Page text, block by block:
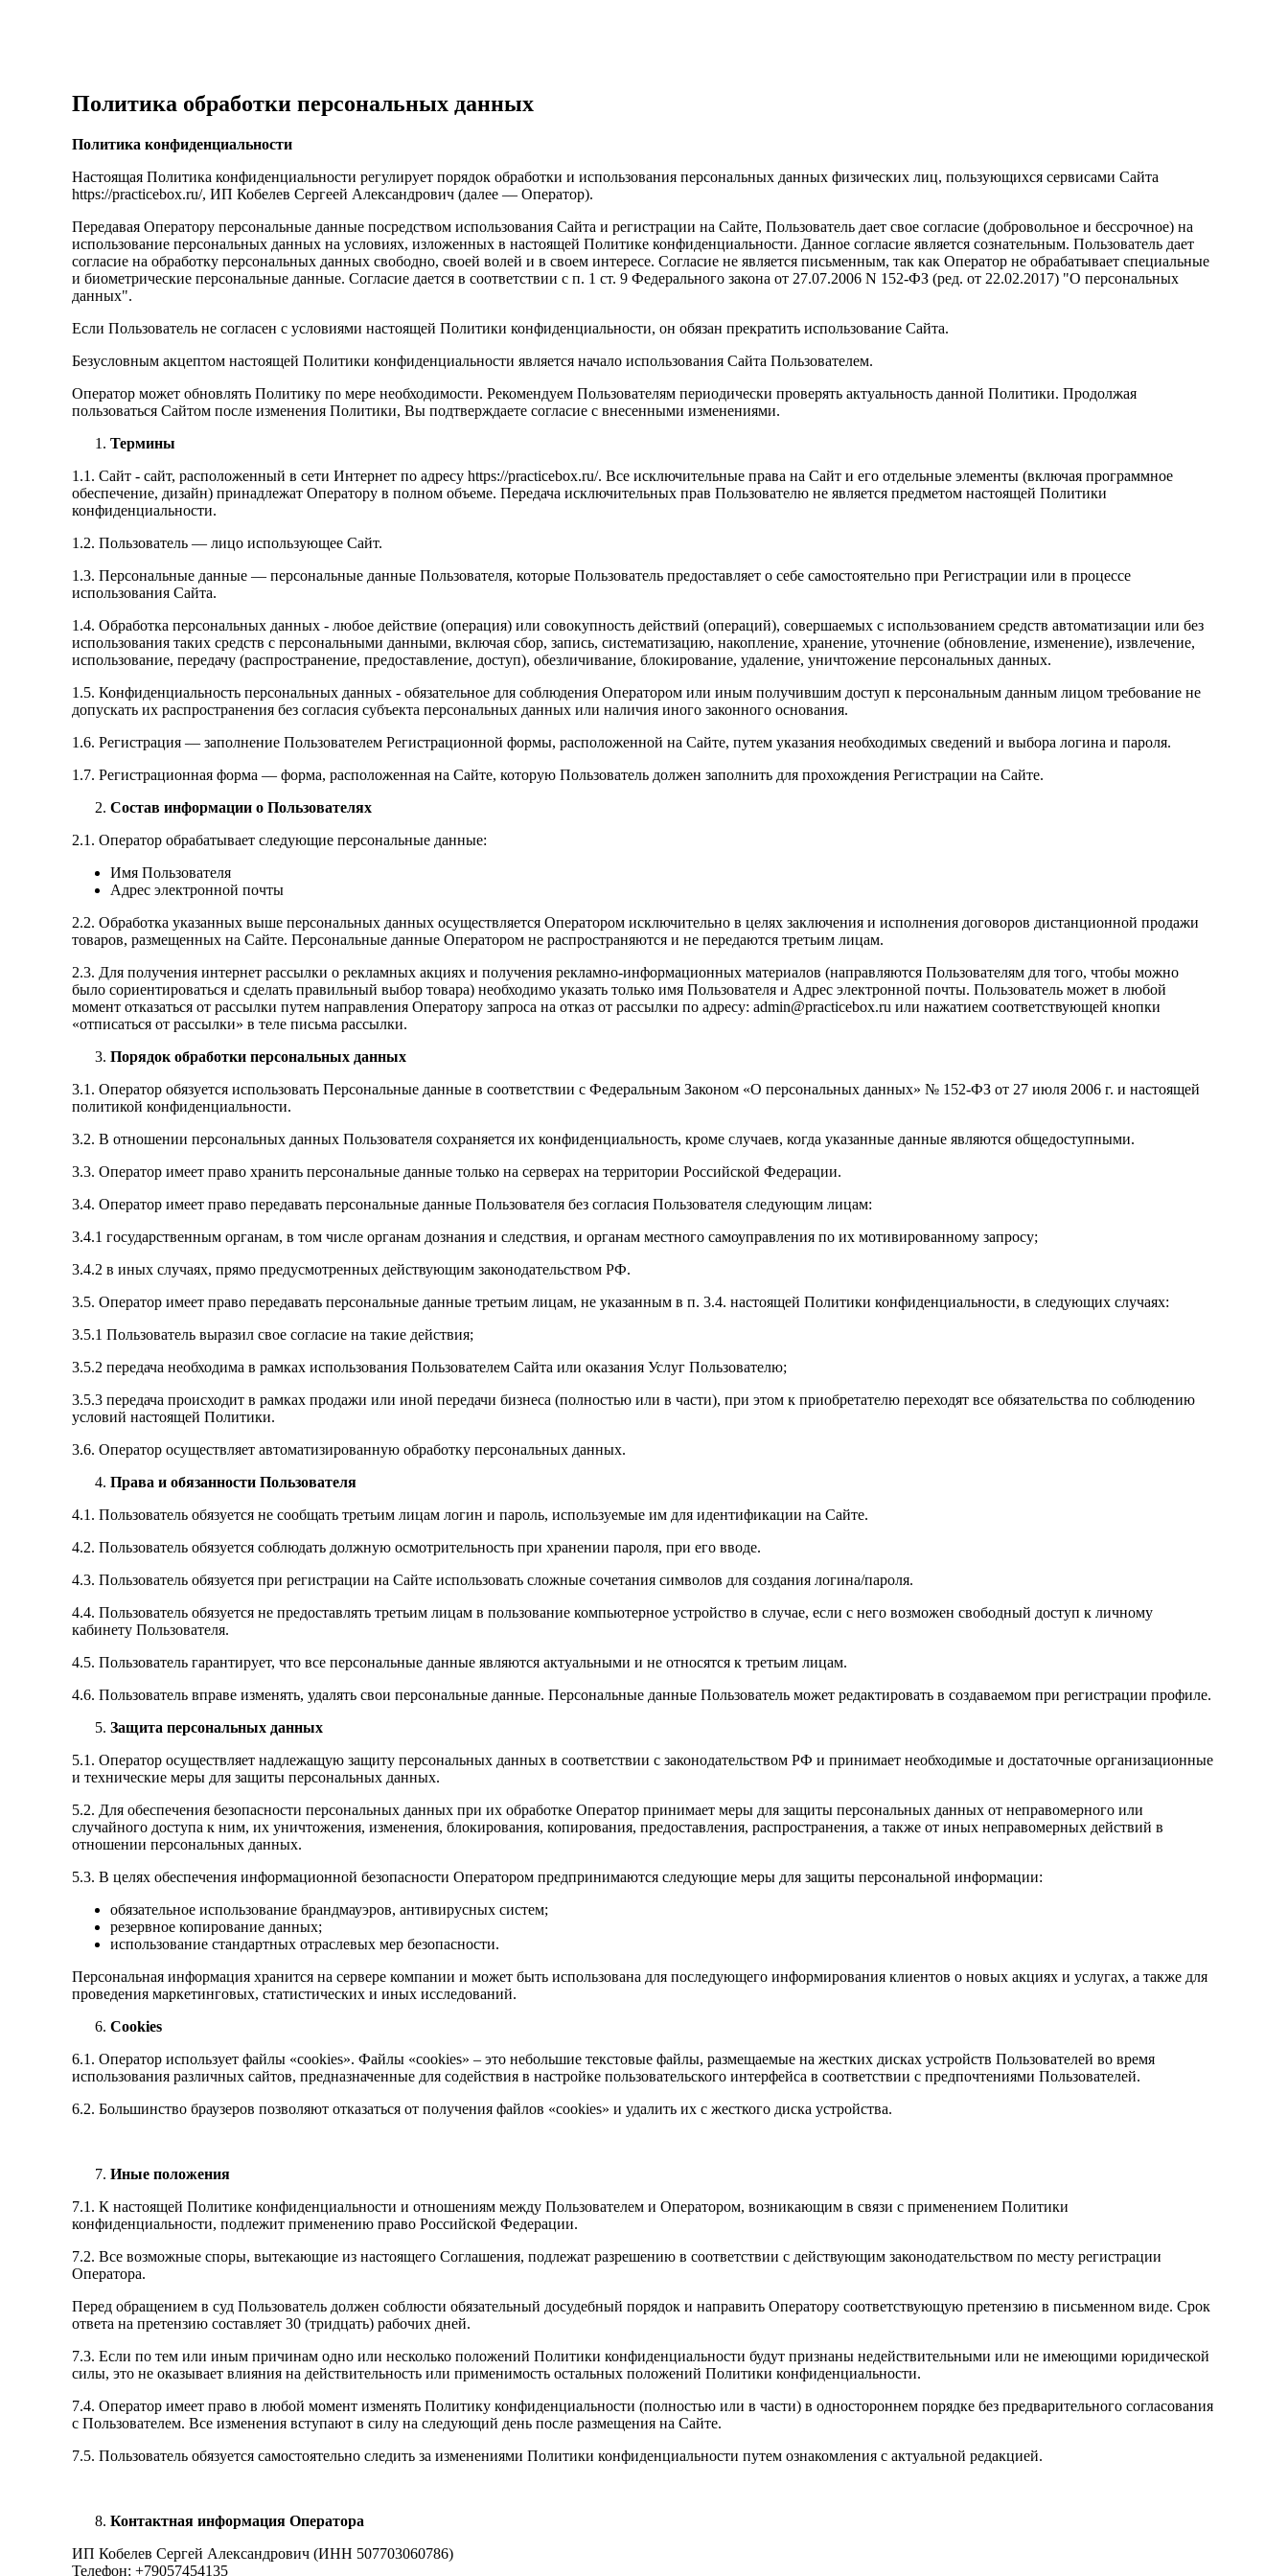
Политика обработки персональных данных
Политика конфиденциальности
Настоящая Политика конфиденциальности регулирует порядок обработки и использования персональных данных физических лиц, пользующихся сервисами Сайта
https://practicebox.ru/, ИП Кобелев Сергеей Александрович (далее — Оператор).
Передавая Оператору персональные данные посредством использования Сайта и регистрации на Сайте, Пользователь дает свое согласие (добровольное и бессрочное) на
использование персональных данных на условиях, изложенных в настоящей Политике конфиденциальности. Данное согласие является сознательным. Пользователь дает
согласие на обработку персональных данных свободно, своей волей и в своем интересе. Согласие не является письменным, так как Оператор не обрабатывает специальные
и биометрические персональные данные. Согласие дается в соответствии с п. 1 ст. 9 Федерального закона от 27.07.2006 N 152-ФЗ (ред. от 22.02.2017) "О персональных
данных".
Если Пользователь не согласен с условиями настоящей Политики конфиденциальности, он обязан прекратить использование Сайта.
Безусловным акцептом настоящей Политики конфиденциальности является начало использования Сайта Пользователем.
Оператор может обновлять Политику по мере необходимости. Рекомендуем Пользователям периодически проверять актуальность данной Политики. Продолжая
пользоваться Сайтом после изменения Политики, Вы подтверждаете согласие с внесенными изменениями.
Термины
1.1. Сайт - сайт, расположенный в сети Интернет по адресу https://practicebox.ru/. Все исключительные права на Сайт и его отдельные элементы (включая программное
обеспечение, дизайн) принадлежат Оператору в полном объеме. Передача исключительных прав Пользователю не является предметом настоящей Политики
конфиденциальности.
1.2. Пользователь — лицо использующее Сайт.
1.3. Персональные данные — персональные данные Пользователя, которые Пользователь предоставляет о себе самостоятельно при Регистрации или в процессе
использования Сайта.
1.4. Обработка персональных данных - любое действие (операция) или совокупность действий (операций), совершаемых с использованием средств автоматизации или без
использования таких средств с персональными данными, включая сбор, запись, систематизацию, накопление, хранение, уточнение (обновление, изменение), извлечение,
использование, передачу (распространение, предоставление, доступ), обезличивание, блокирование, удаление, уничтожение персональных данных.
1.5. Конфиденциальность персональных данных - обязательное для соблюдения Оператором или иным получившим доступ к персональным данным лицом требование не
допускать их распространения без согласия субъекта персональных данных или наличия иного законного основания.
1.6. Регистрация — заполнение Пользователем Регистрационной формы, расположенной на Сайте, путем указания необходимых сведений и выбора логина и пароля.
1.7. Регистрационная форма — форма, расположенная на Сайте, которую Пользователь должен заполнить для прохождения Регистрации на Сайте.
Состав информации о Пользователях
2.1. Оператор обрабатывает следующие персональные данные:
Имя Пользователя
Адрес электронной почты
2.2. Обработка указанных выше персональных данных осуществляется Оператором исключительно в целях заключения и исполнения договоров дистанционной продажи
товаров, размещенных на Сайте. Персональные данные Оператором не распространяются и не передаются третьим лицам.
2.3. Для получения интернет рассылки о рекламных акциях и получения рекламно-информационных материалов (направляются Пользователям для того, чтобы можно
было сориентироваться и сделать правильный выбор товара) необходимо указать только имя Пользователя и Адрес электронной почты. Пользователь может в любой
момент отказаться от рассылки путем направления Оператору запроса на отказ от рассылки по адресу: admin@practicebox.ru или нажатием соответствующей кнопки
«отписаться от рассылки» в теле письма рассылки.
Порядок обработки персональных данных
3.1. Оператор обязуется использовать Персональные данные в соответствии с Федеральным Законом «О персональных данных» № 152-ФЗ от 27 июля 2006 г. и настоящей
политикой конфиденциальности.
3.2. В отношении персональных данных Пользователя сохраняется их конфиденциальность, кроме случаев, когда указанные данные являются общедоступными.
3.3. Оператор имеет право хранить персональные данные только на серверах на территории Российской Федерации.
3.4. Оператор имеет право передавать персональные данные Пользователя без согласия Пользователя следующим лицам:
3.4.1 государственным органам, в том числе органам дознания и следствия, и органам местного самоуправления по их мотивированному запросу;
3.4.2 в иных случаях, прямо предусмотренных действующим законодательством РФ.
3.5. Оператор имеет право передавать персональные данные третьим лицам, не указанным в п. 3.4. настоящей Политики конфиденциальности, в следующих случаях:
3.5.1 Пользователь выразил свое согласие на такие действия;
3.5.2 передача необходима в рамках использования Пользователем Сайта или оказания Услуг Пользователю;
3.5.3 передача происходит в рамках продажи или иной передачи бизнеса (полностью или в части), при этом к приобретателю переходят все обязательства по соблюдению
условий настоящей Политики.
3.6. Оператор осуществляет автоматизированную обработку персональных данных.
Права и обязанности Пользователя
4.1. Пользователь обязуется не сообщать третьим лицам логин и пароль, используемые им для идентификации на Сайте.
4.2. Пользователь обязуется соблюдать должную осмотрительность при хранении пароля, при его вводе.
4.3. Пользователь обязуется при регистрации на Сайте использовать сложные сочетания символов для создания логина/пароля.
4.4. Пользователь обязуется не предоставлять третьим лицам в пользование компьютерное устройство в случае, если с него возможен свободный доступ к личному
кабинету Пользователя.
4.5. Пользователь гарантирует, что все персональные данные являются актуальными и не относятся к третьим лицам.
4.6. Пользователь вправе изменять, удалять свои персональные данные. Персональные данные Пользователь может редактировать в создаваемом при регистрации профиле.
Защита персональных данных
5.1. Оператор осуществляет надлежащую защиту персональных данных в соответствии с законодательством РФ и принимает необходимые и достаточные организационные
и технические меры для защиты персональных данных.
5.2. Для обеспечения безопасности персональных данных при их обработке Оператор принимает меры для защиты персональных данных от неправомерного или
случайного доступа к ним, их уничтожения, изменения, блокирования, копирования, предоставления, распространения, а также от иных неправомерных действий в
отношении персональных данных.
5.3. В целях обеспечения информационной безопасности Оператором предпринимаются следующие меры для защиты персональной информации:
обязательное использование брандмауэров, антивирусных систем;
резервное копирование данных;
использование стандартных отраслевых мер безопасности.
Персональная информация хранится на сервере компании и может быть использована для последующего информирования клиентов о новых акциях и услугах, а также для
проведения маркетинговых, статистических и иных исследований.
Cookies
6.1. Оператор использует файлы «cookies». Файлы «cookies» – это небольшие текстовые файлы, размещаемые на жестких дисках устройств Пользователей во время
использования различных сайтов, предназначенные для содействия в настройке пользовательского интерфейса в соответствии с предпочтениями Пользователей.
6.2. Большинство браузеров позволяют отказаться от получения файлов «cookies» и удалить их с жесткого диска устройства.
Иные положения
7.1. К настоящей Политике конфиденциальности и отношениям между Пользователем и Оператором, возникающим в связи с применением Политики
конфиденциальности, подлежит применению право Российской Федерации.
7.2. Все возможные споры, вытекающие из настоящего Соглашения, подлежат разрешению в соответствии с действующим законодательством по месту регистрации
Оператора.
Перед обращением в суд Пользователь должен соблюсти обязательный досудебный порядок и направить Оператору соответствующую претензию в письменном виде. Срок
ответа на претензию составляет 30 (тридцать) рабочих дней.
7.3. Если по тем или иным причинам одно или несколько положений Политики конфиденциальности будут признаны недействительными или не имеющими юридической
силы, это не оказывает влияния на действительность или применимость остальных положений Политики конфиденциальности.
7.4. Оператор имеет право в любой момент изменять Политику конфиденциальности (полностью или в части) в одностороннем порядке без предварительного согласования
с Пользователем. Все изменения вступают в силу на следующий день после размещения на Сайте.
7.5. Пользователь обязуется самостоятельно следить за изменениями Политики конфиденциальности путем ознакомления с актуальной редакцией.
Контактная информация Оператора
ИП Кобелев Сергей Александрович (ИНН 507703060786)
Телефон: +79057454135